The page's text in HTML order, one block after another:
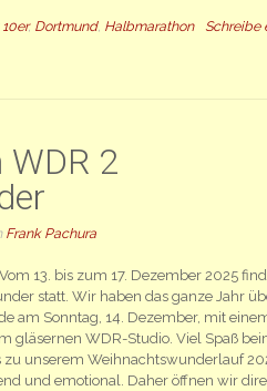
10er, Dortmund, Halbmarathon
Schreibe
WDR 2
Frank Pachura
13. bis zum 17. Dezember 2025
statt. Wir haben das ganze Jahr
am Sonntag, 14. Dezember, mit
gläsernen WDR-Studio. Viel Spaß
zu unserem Weihnachtswunderlauf
und emotional. Daher öffnen wir